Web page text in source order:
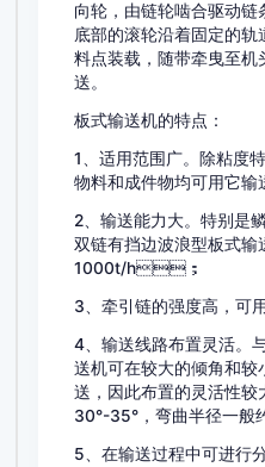
向轮，由链轮啮合驱动
底部的滚轮沿着固定的轨道
料点装载，随带牵曳至
送。
板式输送机的特点：
1、适用范围广。除粘度
物料和成件物均可用它输送
2、输送能力大。特
双链有挡边波浪型板式
1000t/h；
3、牵引链的强度高，
4、输送线路布置灵活
送机可在较大的倾角和
送，因此布置的灵活性
30°-35°，弯曲半径
5、在输送过程中可进行分